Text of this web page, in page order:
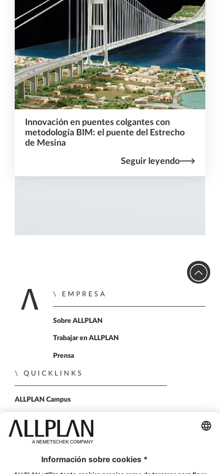
Innovación en puentes colgantes con
metodología BIM: el puente del Estrecho
de Mesina
Seguir leyendo
Home
EMPRESA
Sobre ALLPLAN
Trabajar en ALLPLAN
Prensa
QUICKLINKS
ALLPLAN Campus
BIMPLUS Login